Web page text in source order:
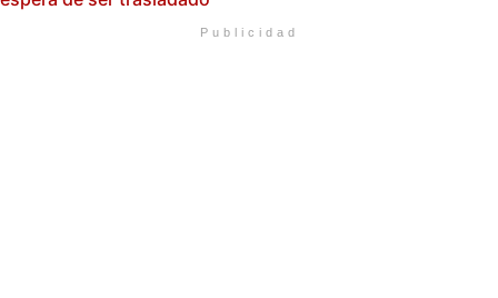
Publicidad